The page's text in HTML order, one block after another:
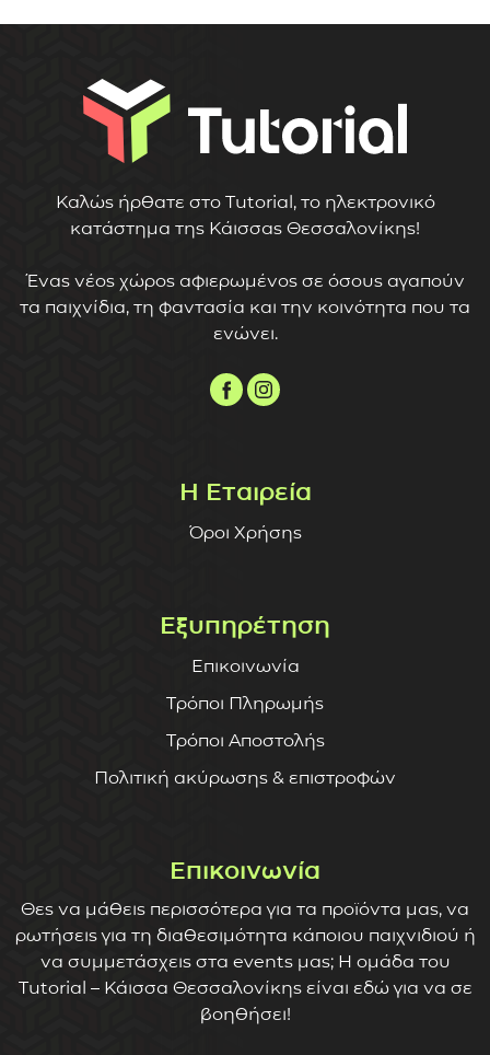
Καλώς ήρθατε στο Tutorial, το ηλεκτρονικό
κατάστημα της Κάισσας Θεσσαλονίκης!
Ένας νέος χώρος αφιερωμένος σε όσους αγαπούν
τα παιχνίδια, τη φαντασία και την κοινότητα που τα
ενώνει.
Η Εταιρεία
Όροι Χρήσης
Εξυπηρέτηση
Επικοινωνία
Τρόποι Πληρωμής
Τρόποι Αποστολής
Πολιτική ακύρωσης & επιστροφών
Επικοινωνία
Θες να μάθεις περισσότερα για τα προϊόντα μας, να
ρωτήσεις για τη διαθεσιμότητα κάποιου παιχνιδιού ή
να συμμετάσχεις στα events μας; Η ομάδα του
Tutorial – Κάισσα Θεσσαλονίκης είναι εδώ για να σε
βοηθήσει!